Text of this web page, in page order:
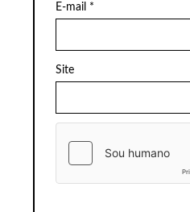
E-mail *
Site